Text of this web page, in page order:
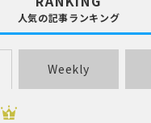
人気の記事ランキング
Weekly